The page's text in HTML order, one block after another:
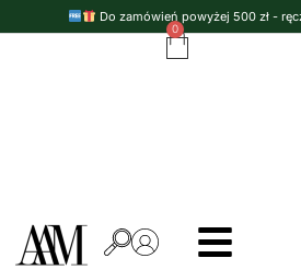
Do zamówień powyżej 500 zł -
0